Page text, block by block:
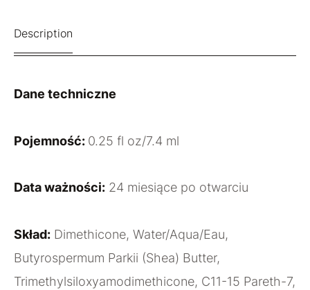
Description
Dane techniczne
Pojemność: 0.25 fl oz/7.4 ml
Data ważności: 24 miesiące po otwarciu
Skład: Dimethicone, Water/Aqua/Eau,
Butyrospermum Parkii (Shea) Butter,
Trimethylsiloxyamodimethicone, C11-15 Pareth-7,